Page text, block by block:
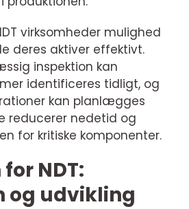
virksomheder mulighed
deres aktiver effektivt.
inspektion kan
identificeres tidligt, og
kan planlægges
reducerer nedetid og
for kritiske komponenter.
NDT:
og udvikling